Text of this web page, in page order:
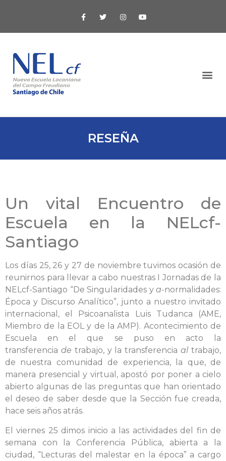
RESEÑA
Un vital Encuentro de
Escuela en la NELcf-
Santiago
Los días 25, 26 y 27 de noviembre tuvimos ocasión de
reunirnos para llevar a cabo nuestras I Jornadas de la
NELcf-Santiago “De Singularidades y a-normalidades:
Época y Discurso Analítico”, junto a nuestro invitado
internacional, el Psicoanalista Luis Tudanca (AME,
Miembro de la EOL y de la AMP). Acontecimiento de
Escuela en el que se puso en acto la
transferencia de trabajo, y la transferenciaal trabajo,
de nuestra comunidad de experiencia, la que, de
manera presencial y virtual, apostó por poner a cielo
abierto algunas de las preguntas que han orientado
el deseo de saber desde que la Sección fue creada,
hace seis años atrás.
El viernes 25 dimos inicio a las actividades del fin de
semana con la Conferencia Pública, abierta a la
ciudad, “Lecturas del malestar en la época” a cargo